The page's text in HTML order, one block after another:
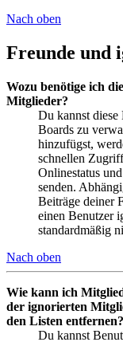
Nach oben
Freunde und
Wozu benötige ich
Mitglieder?
Du kannst diese
Boards zu
hinzufügst,
schnellen
Onlinestatus
senden.
Beiträge deiner
einen Benutzer
standardmäßig
Nach oben
Wie kann ich
der ignorierten
den Listen entfernen?
Du kannst